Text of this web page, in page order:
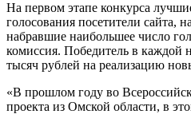
На первом этапе конкурса
голосования посетители сайта,
набравшие наибольшее число
комиссия. Победитель в каждой
тысяч рублей на реализацию
«В прошлом году во
проекта из Омской области, в